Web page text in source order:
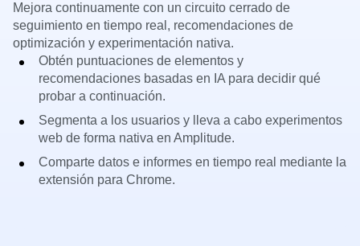
Mejora continuamente con un circuito cerrado de
seguimiento en tiempo real, recomendaciones de
optimización y experimentación nativa.
Obtén puntuaciones de elementos y
recomendaciones basadas en IA para decidir qué
probar a continuación.
Segmenta a los usuarios y lleva a cabo experimentos
web de forma nativa en Amplitude.
Comparte datos e informes en tiempo real mediante la
extensión para Chrome.